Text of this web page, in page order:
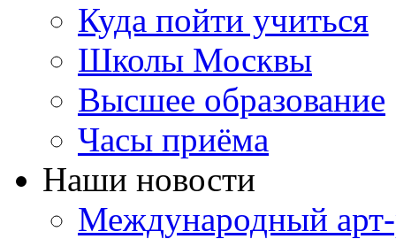
Куда пойти учиться
Школы Москвы
Высшее образование
Часы приёма
Наши новости
Международный